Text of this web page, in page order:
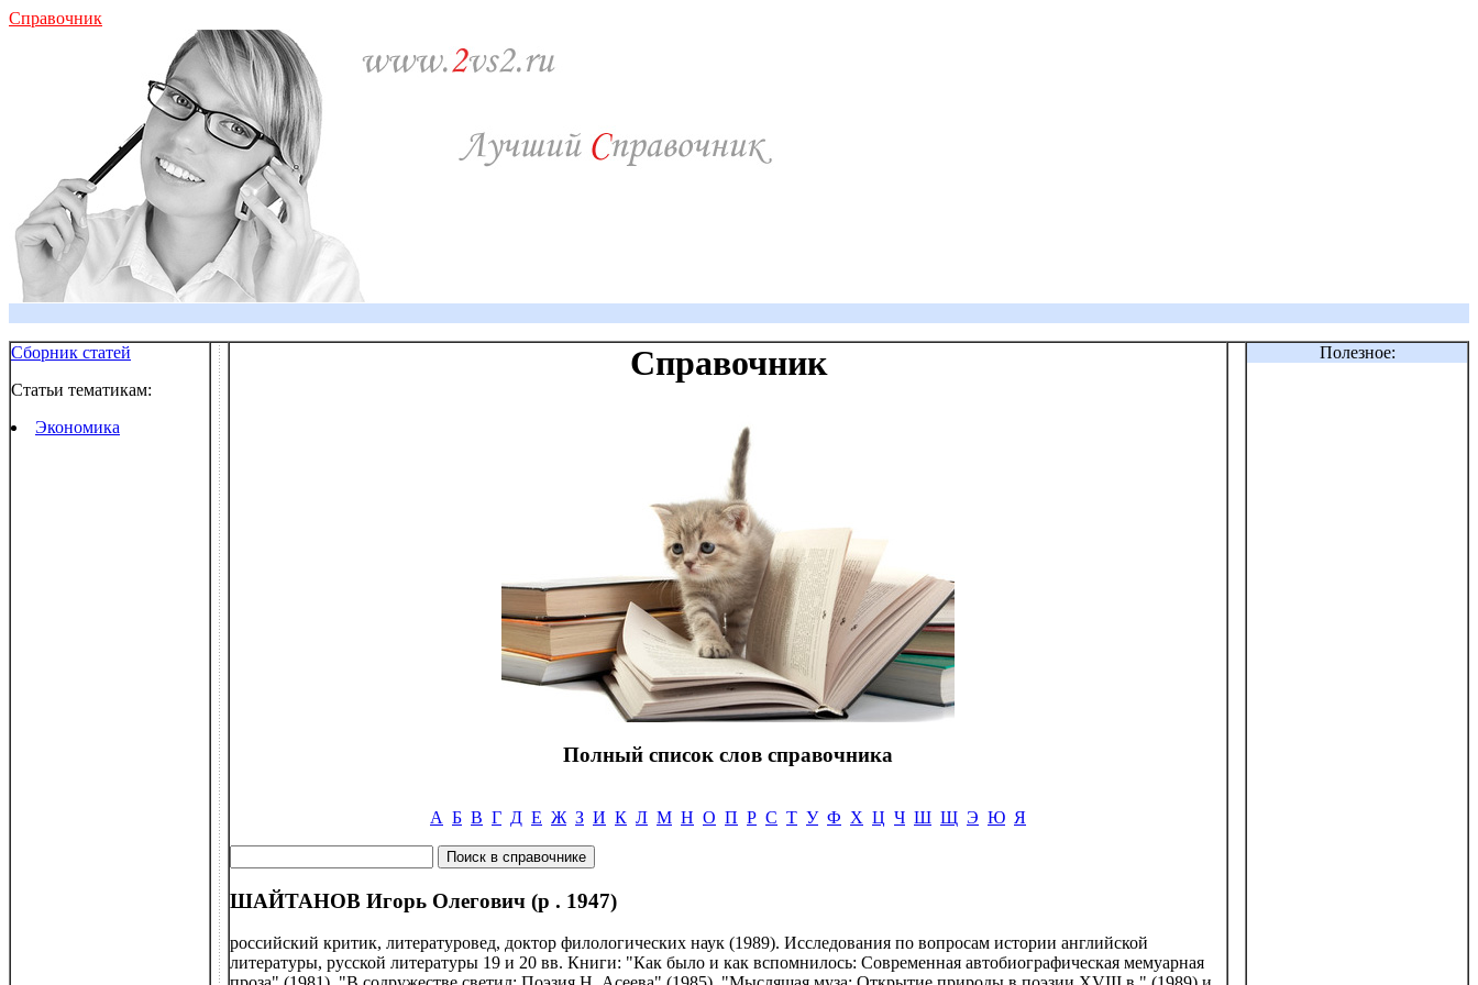
Справочник
Сборник статей
Статьи тематикам:
Экономика
Справочник
Полный список слов справочника
А Б В Г Д Е Ж З И К Л М Н О П Р С Т У Ф Х Ц Ч Ш Щ Э Ю Я
ШАЙТАНОВ Игорь Олегович (р . 1947)
российский критик, литературовед, доктор филологических наук (1989). Исследования по вопросам истории английской
литературы, русской литературы 19 и 20 вв. Книги: "Как было и как вспомнилось: Современная автобиографическая мемуарная
Полезное: